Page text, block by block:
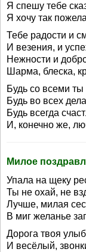
Я спешу тебе
Я хочу так
Тебе радости и
И везения, и
Нежности и
Шарма, блеска,
Будь со всеми
Будь во всех
Будь всегда
И, конечно же,
Милое
Упала на щеку
Ты не охай, не
Лучше, милая
В миг желанье
Дорога твоя
И весёлый,